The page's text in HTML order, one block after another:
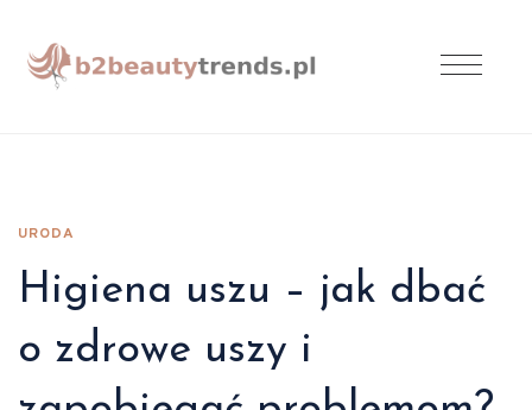
URODA
Higiena uszu – jak dbać
o zdrowe uszy i